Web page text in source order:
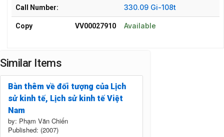
Call Number: 330.09 Gi-108t
Copy VV00027910 Available
Similar Items
Bàn thêm về đối tượng của Lịch
sử kinh tế, Lịch sử kinh tế Việt
Nam
by: Phạm Văn Chiến
Published: (2007)